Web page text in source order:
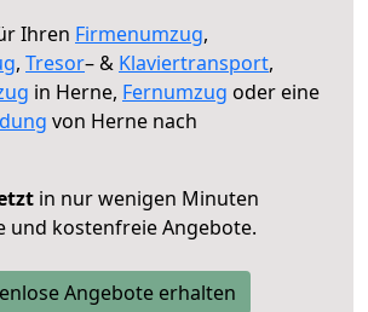
Ihren Firmenumzug,
, Tresor– & Klaviertransport,
in Herne, Fernumzug oder eine
von Herne nach
in nur wenigen Minuten
und kostenfreie Angebote.
Angebote erhalten